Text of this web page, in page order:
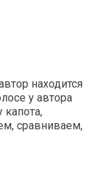
находится
у автора
сравниваем,